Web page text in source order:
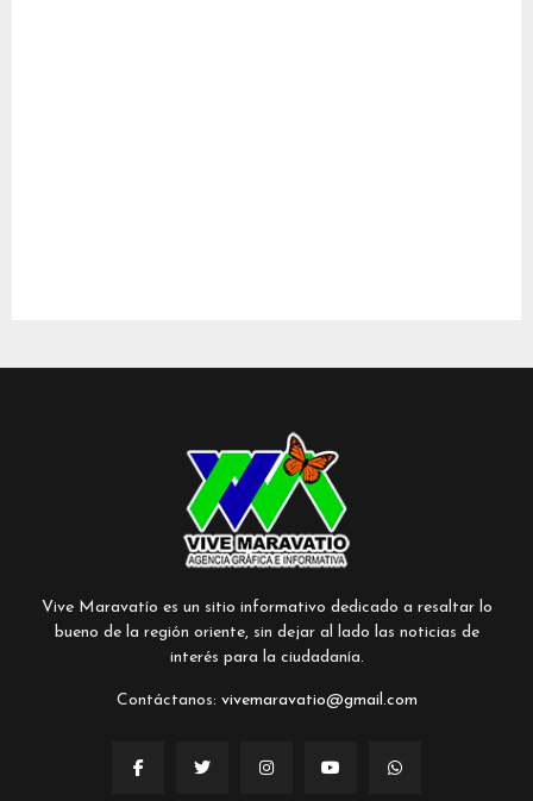
Vive Maravatío es un sitio informativo dedicado a resaltar lo
bueno de la región oriente, sin dejar al lado las noticias de
interés para la ciudadanía.
Contáctanos: vivemaravatio@gmail.com